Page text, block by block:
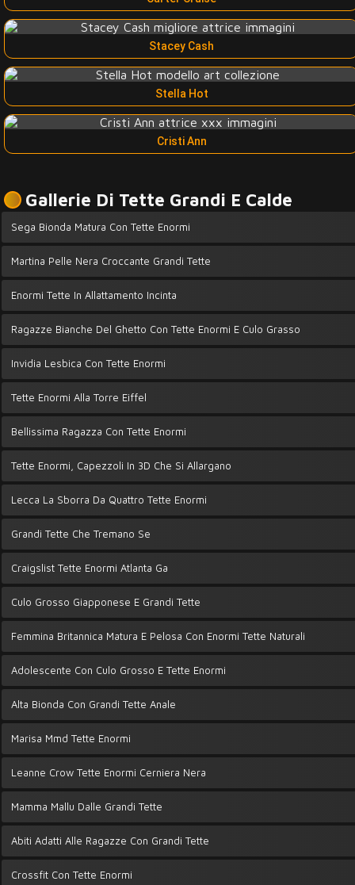
Stacey Cash
Stella Hot
Cristi Ann
Gallerie Di Tette Grandi E Calde
Sega Bionda Matura Con Tette Enormi
Martina Pelle Nera Croccante Grandi Tette
Enormi Tette In Allattamento Incinta
Ragazze Bianche Del Ghetto Con Tette Enormi E Culo Grasso
Invidia Lesbica Con Tette Enormi
Tette Enormi Alla Torre Eiffel
Bellissima Ragazza Con Tette Enormi
Tette Enormi, Capezzoli In 3D Che Si Allargano
Lecca La Sborra Da Quattro Tette Enormi
Grandi Tette Che Tremano Se
Craigslist Tette Enormi Atlanta Ga
Culo Grosso Giapponese E Grandi Tette
Femmina Britannica Matura E Pelosa Con Enormi Tette Naturali
Adolescente Con Culo Grosso E Tette Enormi
Alta Bionda Con Grandi Tette Anale
Marisa Mmd Tette Enormi
Leanne Crow Tette Enormi Cerniera Nera
Mamma Mallu Dalle Grandi Tette
Abiti Adatti Alle Ragazze Con Grandi Tette
Crossfit Con Tette Enormi